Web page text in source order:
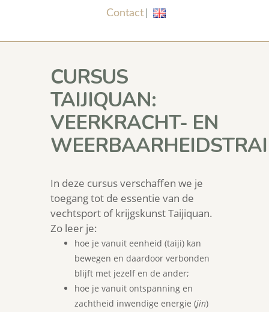
Contact
CURSUS
TAIJIQUAN:
VEERKRACHT- EN
In deze cursus verschaffen we je
toegang tot de essentie van de
vechtsport of krijgskunst Taijiquan.
Zo leer je:
hoe je vanuit eenheid (taiji) kan
bewegen en daardoor verbonden
blijft met jezelf en de ander;
hoe je vanuit ontspanning en
zachtheid inwendige energie (jin)